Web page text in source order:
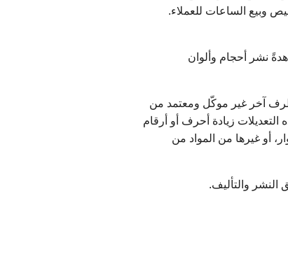
وبيع الساعات للعملاء.
نشر أحجام وألوان
طرف آخر غير موكّل ومعتمد من
زيادة أحرف أو أرقام
أو غيرها من المواد من
النشر والتأليف.